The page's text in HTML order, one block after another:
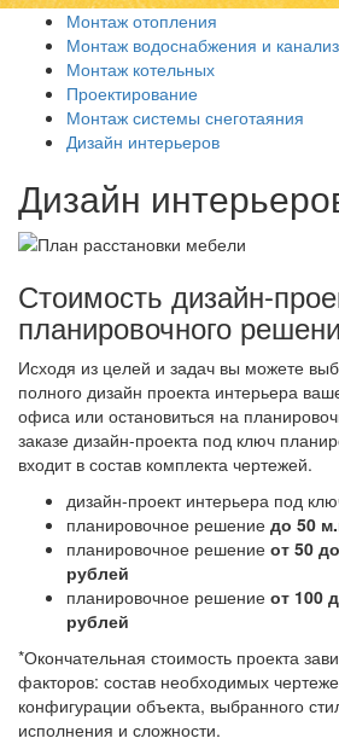
Монтаж отопления
Монтаж водоснабжения и
Монтаж котельных
Проектирование
Монтаж системы снеготаяния
Дизайн интерьеров
Дизайн
Стоимость дизайн-
планировочного
Исходя из целей и задач вы можете
полного дизайн проекта интерьера
офиса или остановиться на
заказе дизайн-проекта под ключ
входит в состав комплекта чертежей.
дизайн-проект интерьера под
планировочное решение до 50
планировочное решение от 50
рублей
планировочное решение от 100
рублей
*Окончательная стоимость проекта
факторов: состав необходимых
конфигурации объекта, выбранного
исполнения и сложности.